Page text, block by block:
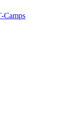
Camps